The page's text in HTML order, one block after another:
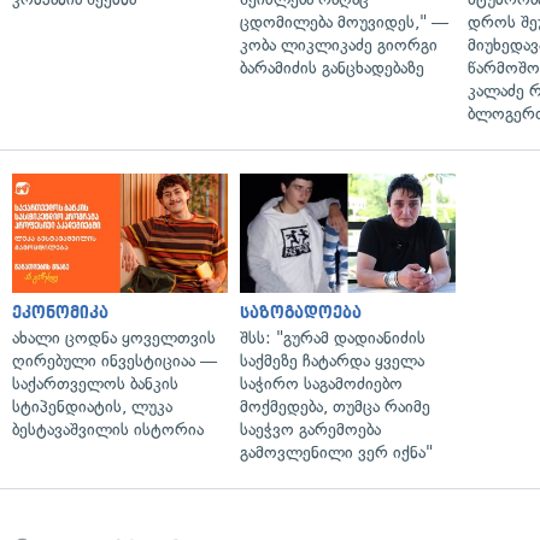
ცდომილება მოუვიდეს," —
კობა ლიკლიკაძე გიორგი
ბარამიძის განცხადებაზე
დროს
კალაძე
ეკონომიკა
ახალი ცოდნა ყოველთვის
ღირებული ინვესტიციაა —
საქართველოს ბანკის
სტიპენდიატის, ლუკა
ბესტავაშვილის ისტორია
საზოგადოება
შსს: "გურამ დადიანიძის
საქმეზე ჩატარდა ყველა
საჭირო საგამოძიებო
მოქმედება, თუმცა რაიმე
საეჭვო გარემოება
გამოვლენილი ვერ იქნა"